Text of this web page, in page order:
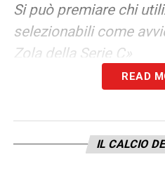
Si può premiare chi
selezionabili come
Zola della Serie C»
In un
se partissimo dal
sfavorito alla fine ritira
READ
IL CALCIO